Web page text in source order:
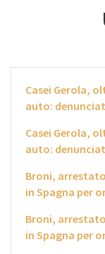
Casei Gerola,
auto:
Casei Gerola,
auto:
Broni,
in Spagna per
Broni,
in Spagna per